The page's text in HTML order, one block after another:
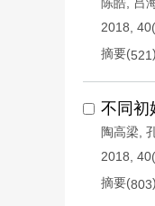
2018,
摘要(521)
不同初
陶高梁
2018,
摘要(803)